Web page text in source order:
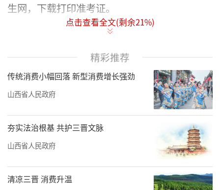
生网，下载打印准考证。
表演统考时间为2月7日至2月12日，播音联
责任编辑：兰斌
点击查看全文(剩余21%)
精彩推荐
传统消费小幅回落 新型消费增长强劲
山西省人民政府
夯实法治根基 共护三晋文脉
山西省人民政府
清凉三晋 消费升温